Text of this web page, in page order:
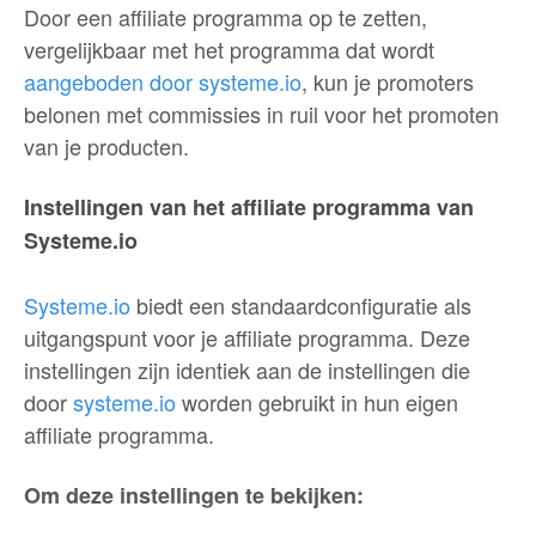
Door een affiliate programma op te zetten,
vergelijkbaar met het programma dat wordt
aangeboden door systeme.io, kun je promoters
belonen met commissies in ruil voor het promoten
van je producten.
Instellingen van het affiliate programma van
Systeme.io
Systeme.io biedt een standaardconfiguratie als
uitgangspunt voor je affiliate programma. Deze
instellingen zijn identiek aan de instellingen die
doorsysteme.io worden gebruikt in hun eigen
affiliate programma.
Om deze instellingen te bekijken: